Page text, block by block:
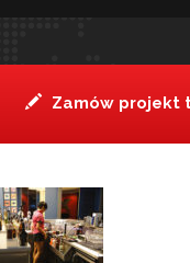
Zamów projekt